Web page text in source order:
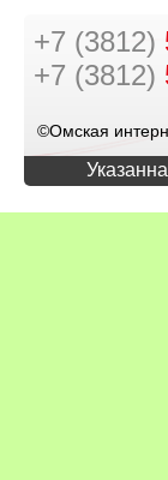
+7 (3812)
+7 (3812)
©Омская